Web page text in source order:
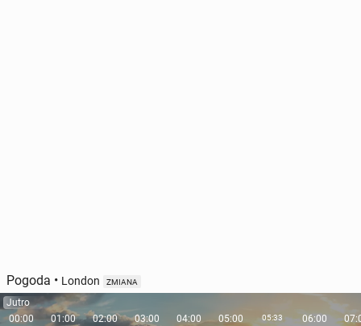
Pogoda • London ZMIANA
Jutro
00:00
01:00 02:00 03:00 04:00 05:00 05:33 06:00